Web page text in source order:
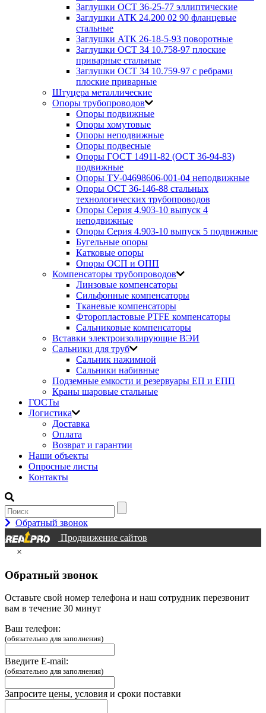
Заглушки ОСТ 36-25-77 эллиптические
Заглушки АТК 24.200 02 90 фланцевые
стальные
Заглушки АТК 26-18-5-93 поворотные
Заглушки ОСТ 34 10.758-97 плоские
приварные стальные
Заглушки ОСТ 34 10.759-97 с ребрами
плоские приварные
Штуцера металлические
Опоры трубопроводов
Опоры подвижные
Опоры хомутовые
Опоры неподвижные
Опоры подвесные
Опоры ГОСТ 14911-82 (ОСТ 36-94-83)
подвижные
Опоры ТУ-04698606-001-04 неподвижные
Опоры ОСТ 36-146-88 стальных
технологических трубопроводов
Опоры Серия 4.903-10 выпуск 4
неподвижные
Опоры Серия 4.903-10 выпуск 5 подвижные
Бугельные опоры
Катковые опоры
Опоры ОСП и ОПП
Компенсаторы трубопроводов
Линзовые компенсаторы
Сильфонные компенсаторы
Тканевые компенсаторы
Фторопластовые PTFE компенсаторы
Сальниковые компенсаторы
Вставки электроизолирующие ВЭИ
Сальники для труб
Сальник нажимной
Сальники набивные
Подземные емкости и резервуары ЕП и ЕПП
Краны шаровые стальные
ГОСТы
Логистика
Доставка
Оплата
Возврат и гарантии
Наши объекты
Опросные листы
Контакты
Обратный звонок
Продвижение сайтов
×
Обратный звонок
Оставьте свой номер телефона и наш сотрудник перезвонит
вам в течение 30 минут
Ваш телефон:
(обязательно для заполнения)
Введите E-mail:
(обязательно для заполнения)
Запросите цены, условия и сроки поставки